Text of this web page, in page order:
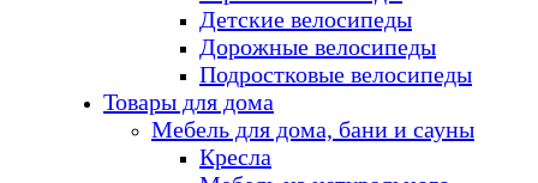
Детские велосипеды
Дорожные велосипеды
Подростковые велосипеды
Товары для дома
Мебель для дома, бани и сауны
Кресла